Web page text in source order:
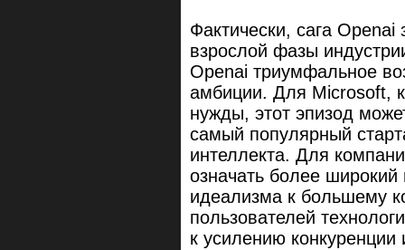
Фактически, сага
взрослой фазы
Openai триумфальное
амбиции. Для Microsoft,
нужды, этот эпизод
самый популярный
интеллекта. Для
означать более широкий
идеализма к большему
пользователей
к усилению